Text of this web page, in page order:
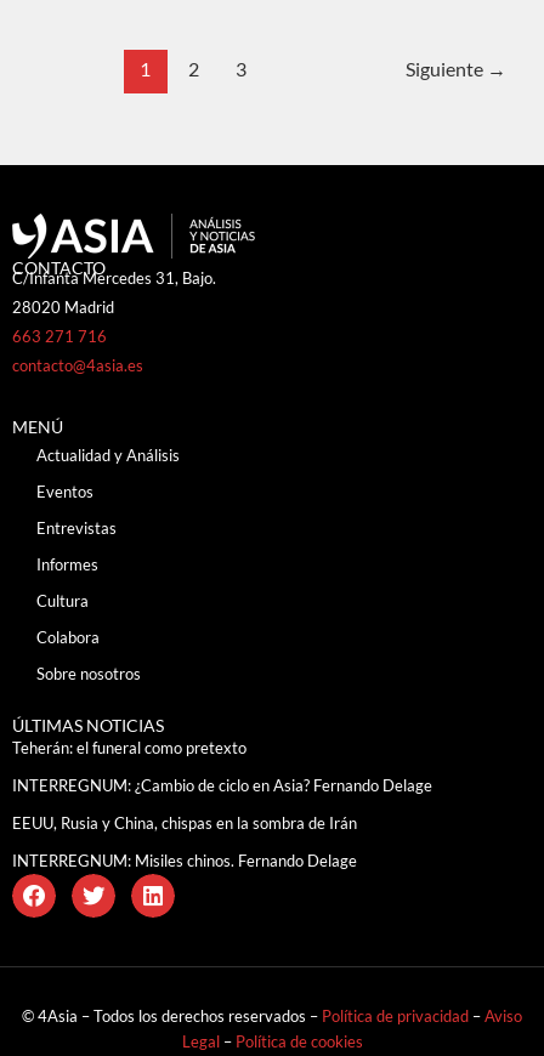
1 2 3 Siguiente →
CONTACTO
C/Infanta Mercedes 31, Bajo.
28020 Madrid
663 271 716
contacto@4asia.es
MENÚ
Actualidad y Análisis
Eventos
Entrevistas
Informes
Cultura
Colabora
Sobre nosotros
ÚLTIMAS NOTICIAS
Teherán: el funeral como pretexto
INTERREGNUM: ¿Cambio de ciclo en Asia? Fernando Delage
EEUU, Rusia y China, chispas en la sombra de Irán
INTERREGNUM: Misiles chinos. Fernando Delage
© 4Asia – Todos los derechos reservados – Política de privacidad –Aviso
Legal – Política de cookies